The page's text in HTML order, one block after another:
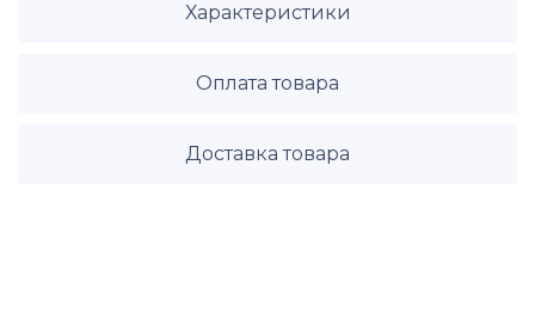
Характеристики
Оплата товара
Доставка товара